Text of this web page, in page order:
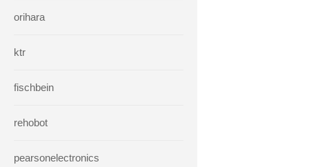
orihara
ktr
fischbein
rehobot
pearsonelectronics